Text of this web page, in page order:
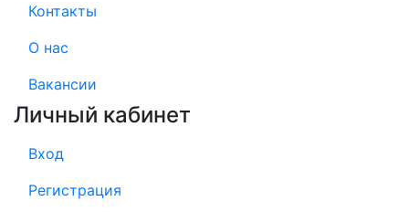
Контакты
О нас
Вакансии
Личный кабинет
Вход
Регистрация